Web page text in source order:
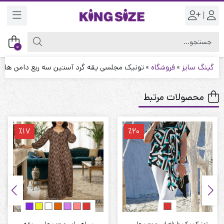
|
0
گینگ سایز »فروشگاه »تونیک مجلسی یقه گرد آستین سه ربع دامن
محصولات مرتبط
٪20 ٪17